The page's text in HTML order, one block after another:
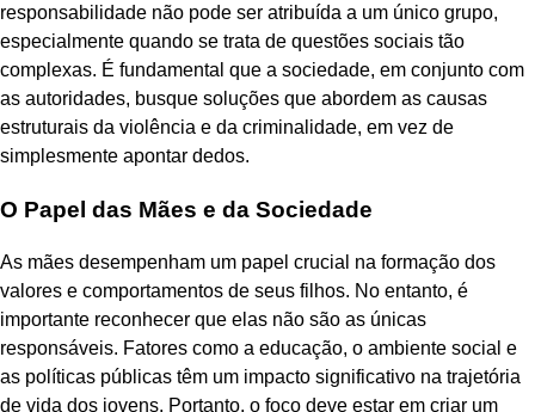
responsabilidade não pode ser atribuída a um único grupo,
especialmente quando se trata de questões sociais tão
complexas. É fundamental que a sociedade, em conjunto com
as autoridades, busque soluções que abordem as causas
estruturais da violência e da criminalidade, em vez de
simplesmente apontar dedos.
O Papel das Mães e da Sociedade
As mães desempenham um papel crucial na formação dos
valores e comportamentos de seus filhos. No entanto, é
importante reconhecer que elas não são as únicas
responsáveis. Fatores como a educação, o ambiente social e
as políticas públicas têm um impacto significativo na trajetória
de vida dos jovens. Portanto, o foco deve estar em criar um